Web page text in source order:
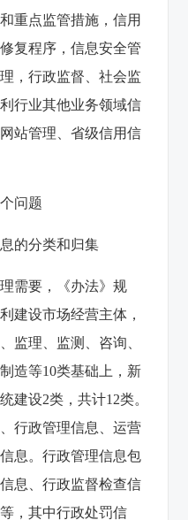
重点监管措施，信用
复程序，信息安全管
，行政监督、社会监
行业其他业务领域信
站管理、省级信用信
问题
的分类和归集
要，《办法》规
建设市场经营主体，
监理、监测、咨询、
造等10类基础上，新
建设2类，共计12类。
行政管理信息、运营
息。行政管理信息包
息、行政监督检查信
，其中行政处罚信